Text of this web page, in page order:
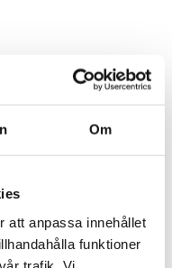
Om
att anpassa innehållet
funktioner